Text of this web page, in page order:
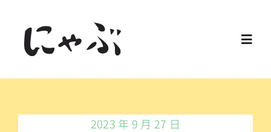
content
2023 年 9 月 27 日